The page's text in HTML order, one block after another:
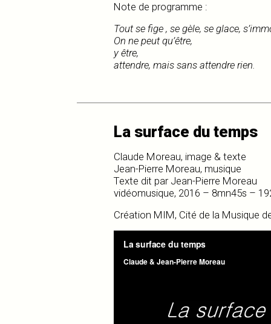
Note de programme :
Tout se fige , se gèle, se glace,
On ne peut qu’être,
y être,
attendre, mais sans attendre rien.
La surface du temps
Claude Moreau, image & texte
Jean-Pierre Moreau, musique
Texte dit par Jean-Pierre Moreau
vidéomusique, 2016 – 8mn45s –
Création MIM, Cité de la Musique